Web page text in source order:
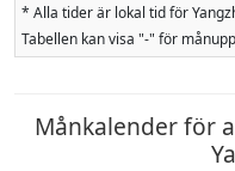
* Alla tider är lokal tid för
Tabellen kan visa "-" för
Månkalender för